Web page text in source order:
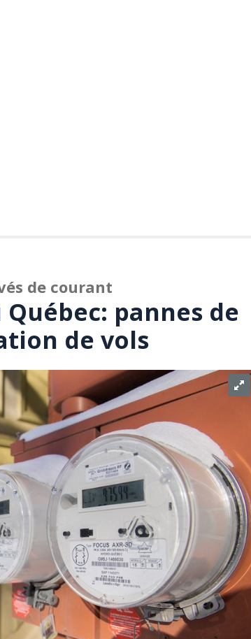
de courant
pannes de
de vols